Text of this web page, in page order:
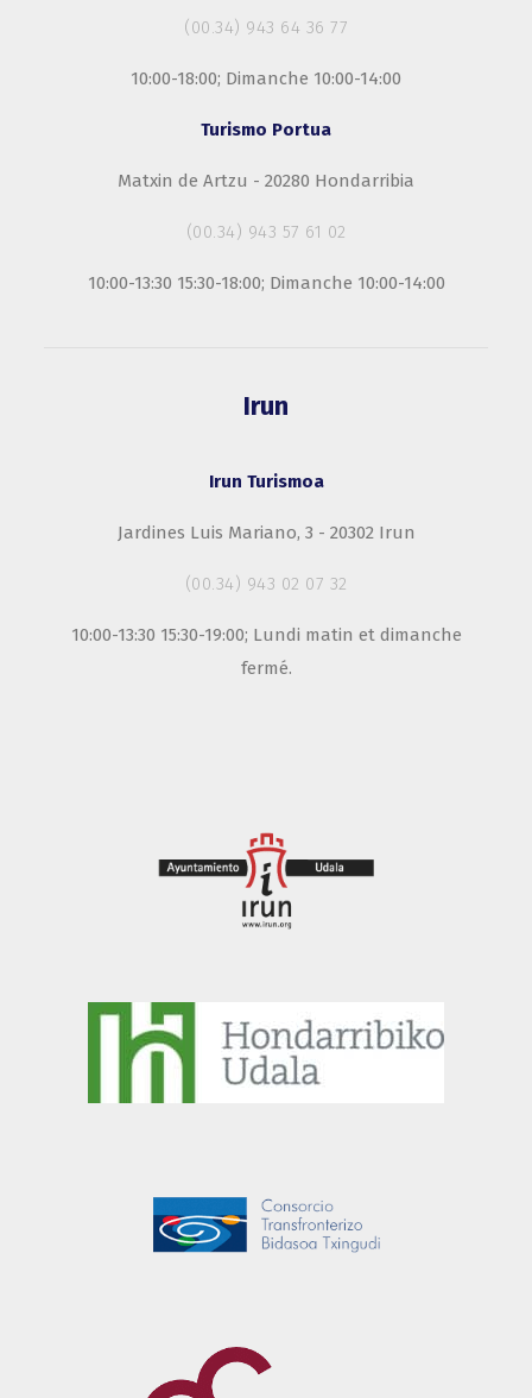
(00.34) 943 64 36 77
10:00-18:00; Dimanche 10:00-14:00
Turismo Portua
Matxin de Artzu - 20280 Hondarribia
(00.34) 943 57 61 02
10:00-13:30 15:30-18:00; Dimanche 10:00-14:00
Irun
Irun Turismoa
Jardines Luis Mariano, 3 - 20302 Irun
(00.34) 943 02 07 32
10:00-13:30 15:30-19:00; Lundi matin et dimanche
fermé.